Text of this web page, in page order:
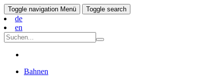
Toggle navigation Menü Toggle search
de
en
Bahnen